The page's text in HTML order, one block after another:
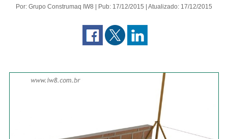
Por: Grupo Construmaq IW8 | Pub: 17/12/2015 | Atualizado: 17/12/2015